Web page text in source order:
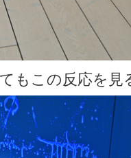
もこの反応を